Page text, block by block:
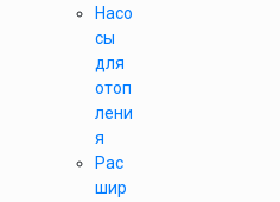
Насо
сы
для
отоп
лени
я
Рас
шир